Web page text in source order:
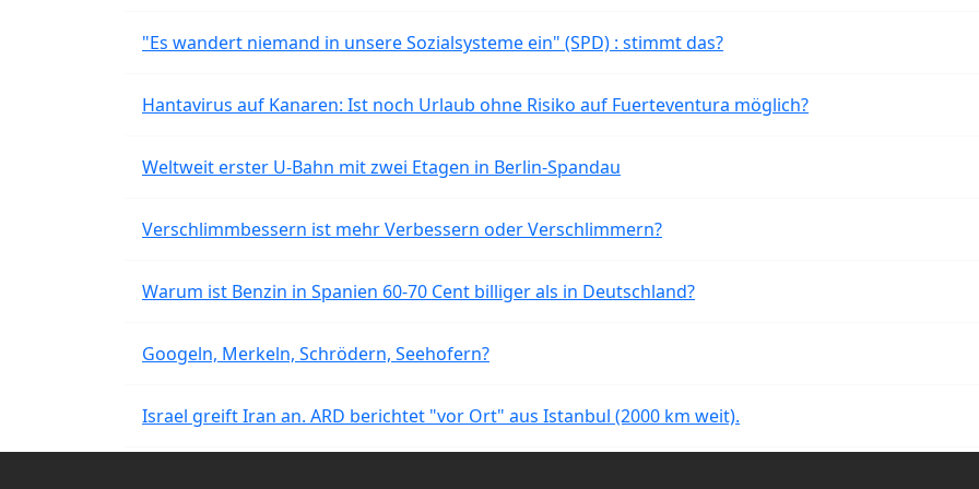
"Es wandert niemand in unsere Sozialsysteme ein" (SPD) : stimmt das?
Hantavirus auf Kanaren: Ist noch Urlaub ohne Risiko auf Fuerteventura möglich?
Weltweit erster U-Bahn mit zwei Etagen in Berlin-Spandau
Verschlimmbessern ist mehr Verbessern oder Verschlimmern?
Warum ist Benzin in Spanien 60-70 Cent billiger als in Deutschland?
Googeln, Merkeln, Schrödern, Seehofern?
Israel greift Iran an. ARD berichtet "vor Ort" aus Istanbul (2000 km weit).